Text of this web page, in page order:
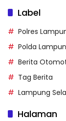
Label
Polres
Polda
Berita
Tag Berita
Lampung
Halaman